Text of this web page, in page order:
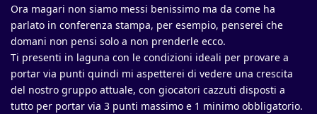
Ora magari non siamo messi benissimo ma da come ha
parlato in conferenza stampa, per esempio, penserei che
domani non pensi solo a non prenderle ecco.
Ti presenti in laguna con le condizioni ideali per provare a
portar via punti quindi mi aspetterei di vedere una crescita
del nostro gruppo attuale, con giocatori cazzuti disposti a
tutto per portar via 3 punti massimo e 1 minimo obbligatorio.